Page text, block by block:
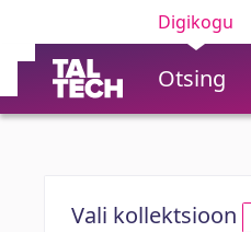
Digikogu
Otsing
Vali kollektsioon